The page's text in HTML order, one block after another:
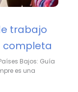
trabajo
completa
Bajos: Guía
es una